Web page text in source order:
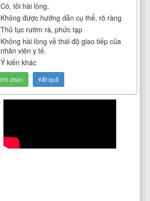
Có, tôi hài lòng.
Không được hướng dẫn cụ thể, rõ ràng
Thủ tục rườm rà, phức tạp
Không hài lòng về thái độ giao tiếp của
nhân viên y tế.
Ý kiến khác